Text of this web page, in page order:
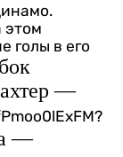
этом
голы в его
—
—